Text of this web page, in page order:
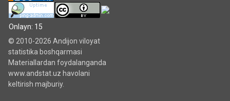
Onlayn: 15
© 2010-2026 Andijon viloyat
statistika boshqarmasi
Materiallardan foydalanganda
www.andstat.uz havolani
keltirish majburiy.